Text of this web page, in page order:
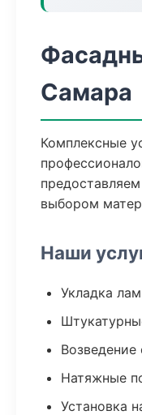
Самара
Комплексные
выбором
Наши
Укладка
Возведение
Натяжные
Установка